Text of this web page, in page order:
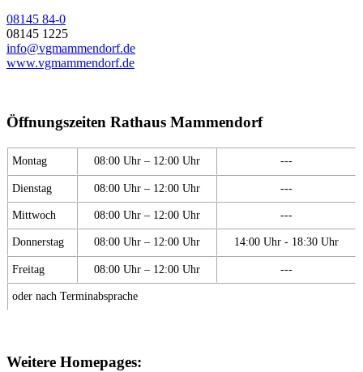
08145 84-0
08145 1225
info@vgmammendorf.de
www.vgmammendorf.de
Öffnungszeiten Rathaus Mammendorf
Montag 08:00 Uhr – 12:00 Uhr ---
Dienstag 08:00 Uhr – 12:00 Uhr ---
Mittwoch 08:00 Uhr – 12:00 Uhr ---
Donnerstag 08:00 Uhr – 12:00 Uhr 14:00 Uhr - 18:30 Uhr
Freitag 08:00 Uhr – 12:00 Uhr ---
oder nach Terminabsprache
Weitere Homepages: